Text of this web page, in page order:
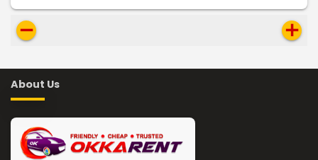
remove add
About Us